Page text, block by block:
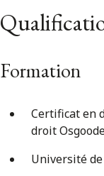
Formation
Certificat en
droit
Université de